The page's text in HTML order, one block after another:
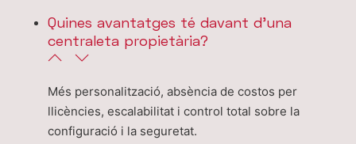
Quines avantatges té davant d'una
centraleta propietària?
Més personalització, absència de costos per
llicències, escalabilitat i control total sobre la
configuració i la seguretat.